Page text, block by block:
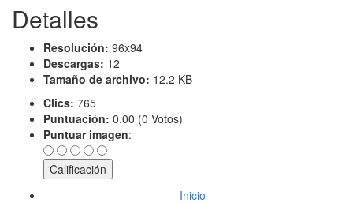
Detalles
Resolución: 96x94
Descargas: 12
Tamaño de archivo: 12.2 KB
Clics: 765
Puntuación: 0.00 (0 Votos)
Puntuar imagen:
Inicio